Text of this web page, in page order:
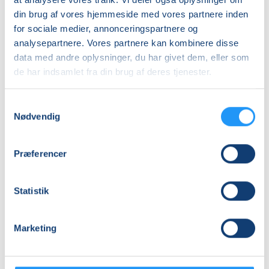
din brug af vores hjemmeside med vores partnere inden
for sociale medier, annonceringspartnere og
analysepartnere. Vores partnere kan kombinere disse
data med andre oplysninger, du har givet dem, eller som
de har indsamlet fra din brug af deres tjenester.
Nødvendig
Præferencer
Statistik
Marketing
Førstehjælp
babyer
og
Førstehjælp
man. 30.11.2026, 10.30